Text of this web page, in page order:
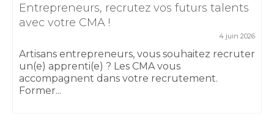
Entrepreneurs, recrutez vos futurs talents
avec votre CMA !
4 juin 2026
Artisans entrepreneurs, vous souhaitez recruter
un(e) apprenti(e) ? Les CMA vous
accompagnent dans votre recrutement.
Former...